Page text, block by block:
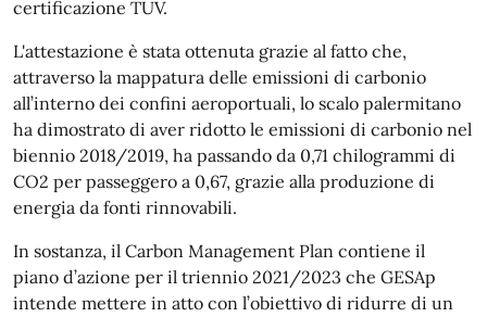
certificazione TUV.
L'attestazione è stata ottenuta grazie al fatto che,
attraverso la mappatura delle emissioni di carbonio
all’interno dei confini aeroportuali, lo scalo palermitano
ha dimostrato di aver ridotto le emissioni di carbonio nel
biennio 2018/2019, ha passando da 0,71 chilogrammi di
CO2 per passeggero a 0,67, grazie alla produzione di
energia da fonti rinnovabili.
In sostanza, il Carbon Management Plan contiene il
piano d’azione per il triennio 2021/2023 che GESAp
intende mettere in atto con l’obiettivo di ridurre di un